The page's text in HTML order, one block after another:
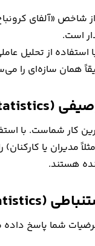
است.
همان سازه‌ای را
کار شماست. با
مدیران یا
هستند.
شما پاسخ